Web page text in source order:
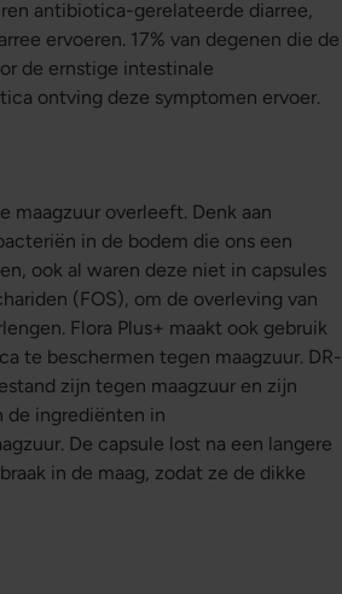
antibiotica-gerelateerde diarree,
ervoeren. 17% van degenen die de
de ernstige intestinale
ontving deze symptomen ervoer.
maagzuur overleeft. Denk aan
in de bodem die ons een
ook al waren deze niet in capsules
(FOS), om de overleving van
Flora Plus+ maakt ook gebruik
te beschermen tegen maagzuur. DR-
zijn tegen maagzuur en zijn
de ingrediënten in
De capsule lost na een langere
in de maag, zodat ze de dikke